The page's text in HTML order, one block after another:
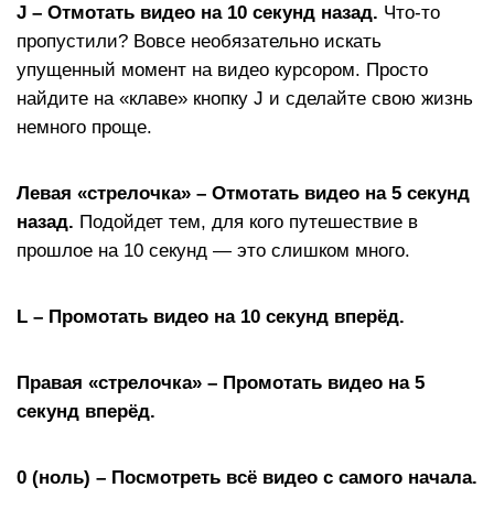
J – Отмотать видео на 10 секунд назад. Что-то
пропустили? Вовсе необязательно искать
упущенный момент на видео курсором. Просто
найдите на «клаве» кнопку J и сделайте свою жизнь
немного проще.
Левая «стрелочка» – Отмотать видео на 5 секунд
назад. Подойдет тем, для кого путешествие в
прошлое на 10 секунд — это слишком много.
L – Промотать видео на 10 секунд вперёд.
Правая «стрелочка» – Промотать видео на 5
секунд вперёд.
0 (ноль) – Посмотреть всё видео с самого начала.